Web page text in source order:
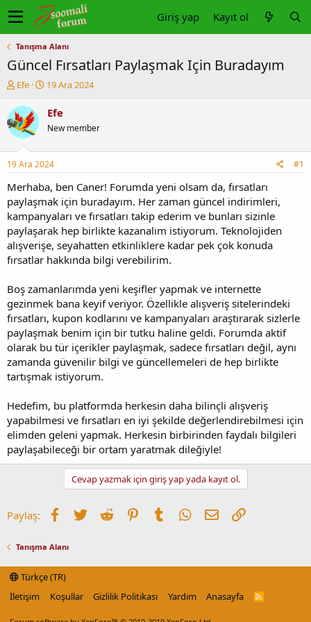
Giriş yap Kayıt ol
Tanışma Alanı
Güncel Fırsatları Paylaşmak Için Buradayım
K
n
u
y
b
a
ş
a
t
a
n
Efe
B
ş
a
g
ı
ç
a
r
i
h
i
19 Ara 2024
Efe
New member
19 Ara 2024 #1
Merhaba, ben Caner! Forumda yeni olsam da, fırsatları
paylaşmak için buradayım. Her zaman güncel indirimleri,
kampanyaları ve fırsatları takip ederim ve bunları sizinle
paylaşarak hep birlikte kazanalım istiyorum. Teknolojiden
alışverişe, seyahatten etkinliklere kadar pek çok konuda
fırsatlar hakkında bilgi verebilirim.
Boş zamanlarımda yeni keşifler yapmak ve internette
gezinmek bana keyif veriyor. Özellikle alışveriş sitelerindeki
fırsatları, kupon kodlarını ve kampanyaları araştırarak sizlerle
paylaşmak benim için bir tutku haline geldi. Forumda aktif
olarak bu tür içerikler paylaşmak, sadece fırsatları değil, aynı
zamanda güvenilir bilgi ve güncellemeleri de hep birlikte
tartışmak istiyorum.
Hedefim, bu platformda herkesin daha bilinçli alışveriş
yapabilmesi ve fırsatları en iyi şekilde değerlendirebilmesi için
elimden geleni yapmak. Herkesin birbirinden faydalı bilgileri
paylaşabileceği bir ortam yaratmak dileğiyle!
Cevap yazmak için giriş yap yada kayıt ol.
Paylaş: Facebook
TwitterReddit PinterestTumblrWhatsApp
E-postaLink
Tanışma Alanı
Türkçe (TR)
İletişim
Koşullar Gizlilik Politikası Yardım Anasayfa
R